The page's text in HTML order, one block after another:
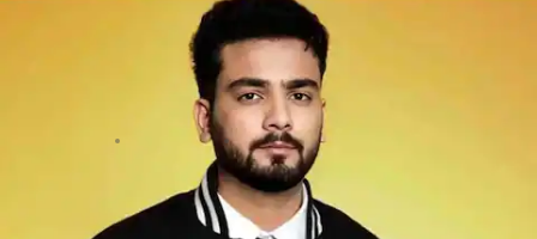
एल्विश यादव को जान से मारने की
धमकी, बिश्नोई गैंग के नाम पर मांगे 10
May 10, 2026 09:59 am